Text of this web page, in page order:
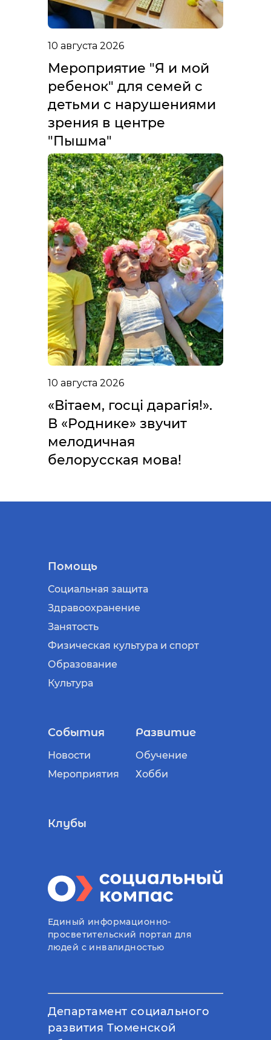
10 августа 2026
Мероприятие "Я и мой
ребенок" для семей с
детьми с нарушениями
зрения в центре
"Пышма"
10 августа 2026
«Вітаем, госці дарагія!».
В «Роднике» звучит
мелодичная
белорусская мова!
Помощь
Социальная защита
Здравоохранение
Занятость
Физическая культура и спорт
Образование
Культура
События
Новости
Мероприятия
Развитие
Обучение
Хобби
Клубы
Единый информационно-
просветительский портал для
людей с инвалидностью
Департамент социального
развития Тюменской